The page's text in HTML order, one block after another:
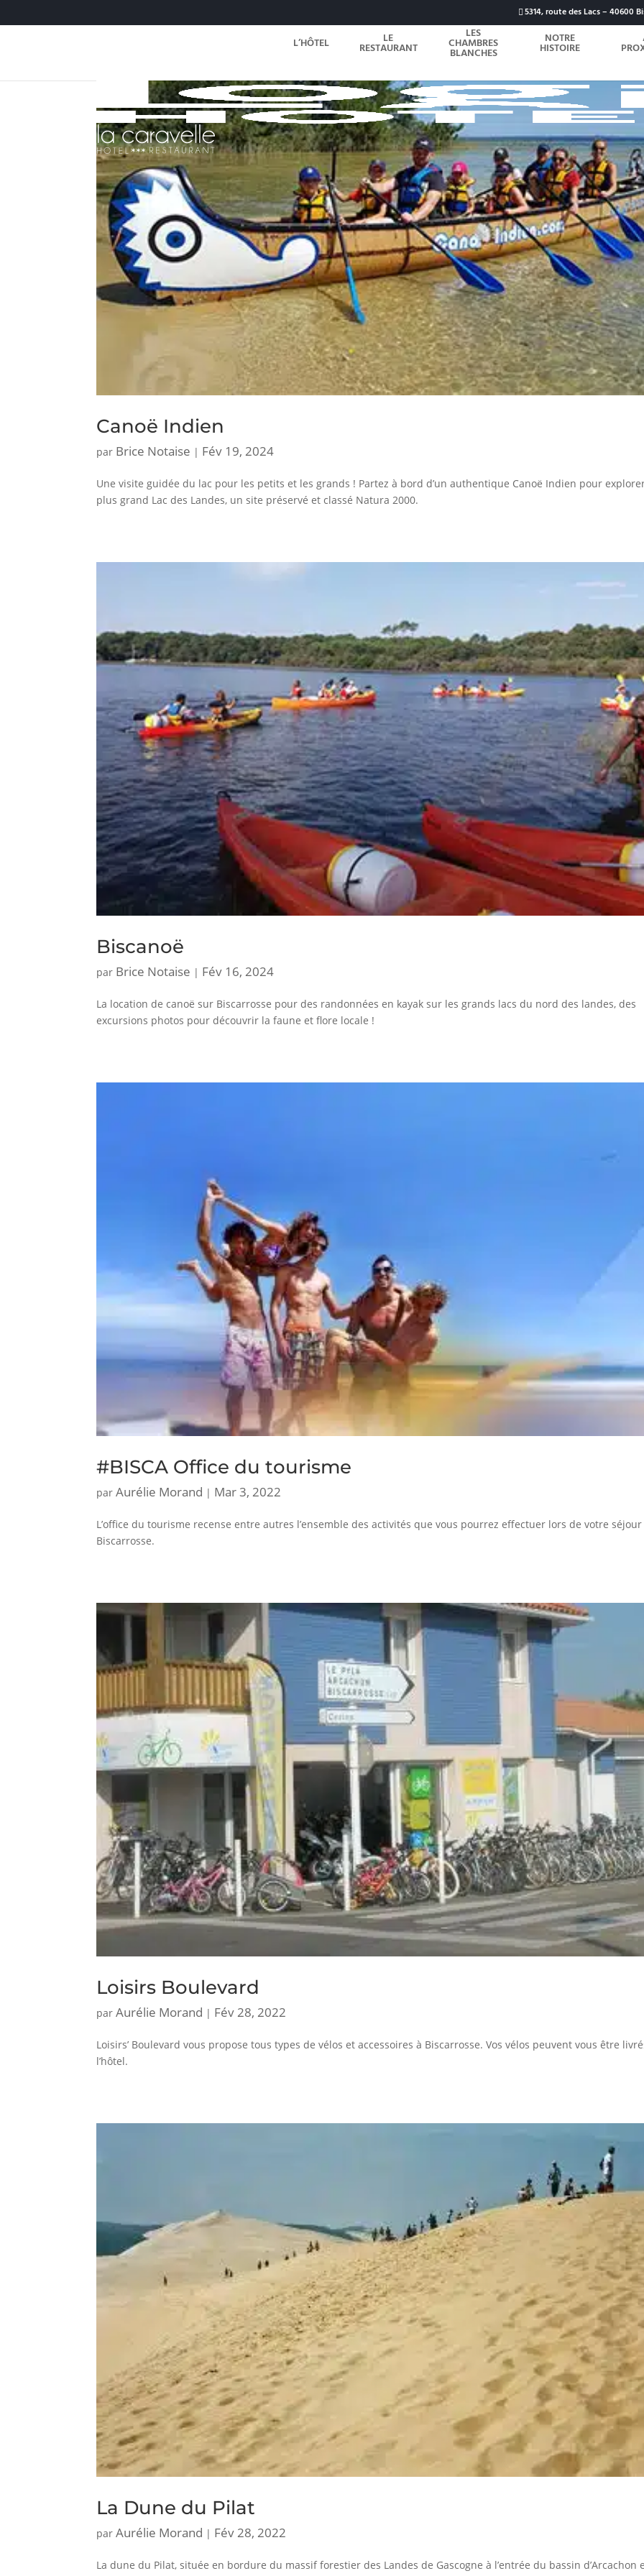
5314, route des Lacs – 40600
L’HÔTEL LE
RESTAURANT
LES
CHAMBRES
BLANCHES
NOTRE
HISTOIRE
Canoë Indien
par Brice Notaise | Fév 19, 2024
Une visite guidée du lac pour les petits et les grands ! Partez à bord d’un authentique Canoë Indien pour
plus grand Lac des Landes, un site préservé et classé Natura 2000.
Biscanoë
par Brice Notaise | Fév 16, 2024
La location de canoë sur Biscarrosse pour des randonnées en kayak sur les grands lacs du nord des landes, des
excursions photos pour découvrir la faune et flore locale !
#BISCA Office du tourisme
parAurélie Morand | Mar 3, 2022
L’office du tourisme recense entre autres l’ensemble des activités que vous pourrez effectuer lors de votre
Biscarrosse.
Loisirs Boulevard
parAurélie Morand | Fév 28, 2022
Loisirs’ Boulevard vous propose tous types de vélos et accessoires à Biscarrosse. Vos vélos peuvent vous être
l’hôtel.
La Dune du Pilat
parAurélie Morand | Fév 28, 2022
La dune du Pilat, située en bordure du massif forestier des Landes de Gascogne à l’entrée du bassin d’Arcachon